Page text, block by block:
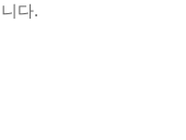
다.